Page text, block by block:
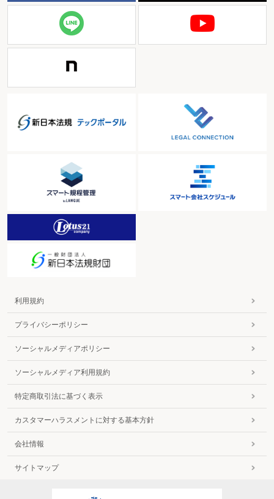
利用規約
プライバシーポリシー
ソーシャルメディアポリシー
ソーシャルメディア利用規約
特定商取引法に基づく表示
カスタマーハラスメントに対する基本方針
会社情報
サイトマップ